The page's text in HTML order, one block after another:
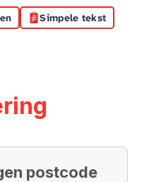
Simpele tekst
postcode